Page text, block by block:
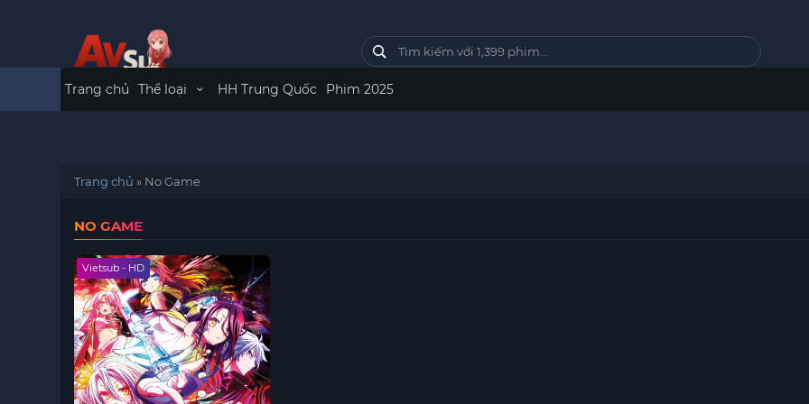
Trang chủ Thể loại HH Trung Quốc Phim 2025
Trang chủ » No Game
NO GAME
Vietsub - HD